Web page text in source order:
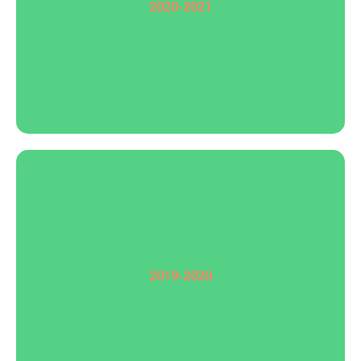
2020-2021
2019-2020